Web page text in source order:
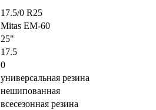
17.5/0 R25
Mitas EM-60
25"
17.5
0
универсальная резина
нешипованная
всесезонная резина